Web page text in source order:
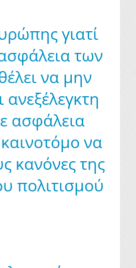
γιατί
των
να μην
ασφάλεια
να
κανόνες της
πολιτισμού